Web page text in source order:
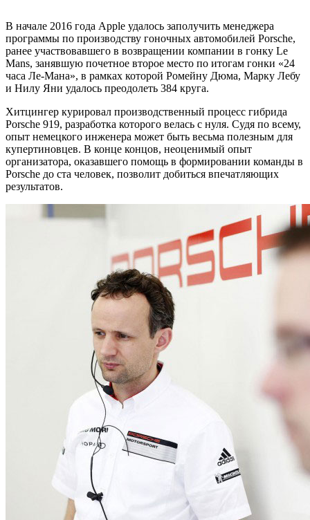
В начале 2016 года Apple удалось заполучить менеджера
программы по производству гоночных автомобилей Porsche,
ранее участвовавшего в возвращении компании в гонку Le
Mans, занявшую почетное второе место по итогам гонки «24
часа Ле-Мана», в рамках которой Ромейну Дюма, Марку Лебу
и Нилу Яни удалось преодолеть 384 круга.
Хитцингер курировал производственный процесс гибрида
Porsche 919, разработка которого велась с нуля. Судя по всему,
опыт немецкого инженера может быть весьма полезным для
купертиновцев. В конце концов, неоценимый опыт
организатора, оказавшего помощь в формировании команды в
Porsche до ста человек, позволит добиться впечатляющих
результатов.